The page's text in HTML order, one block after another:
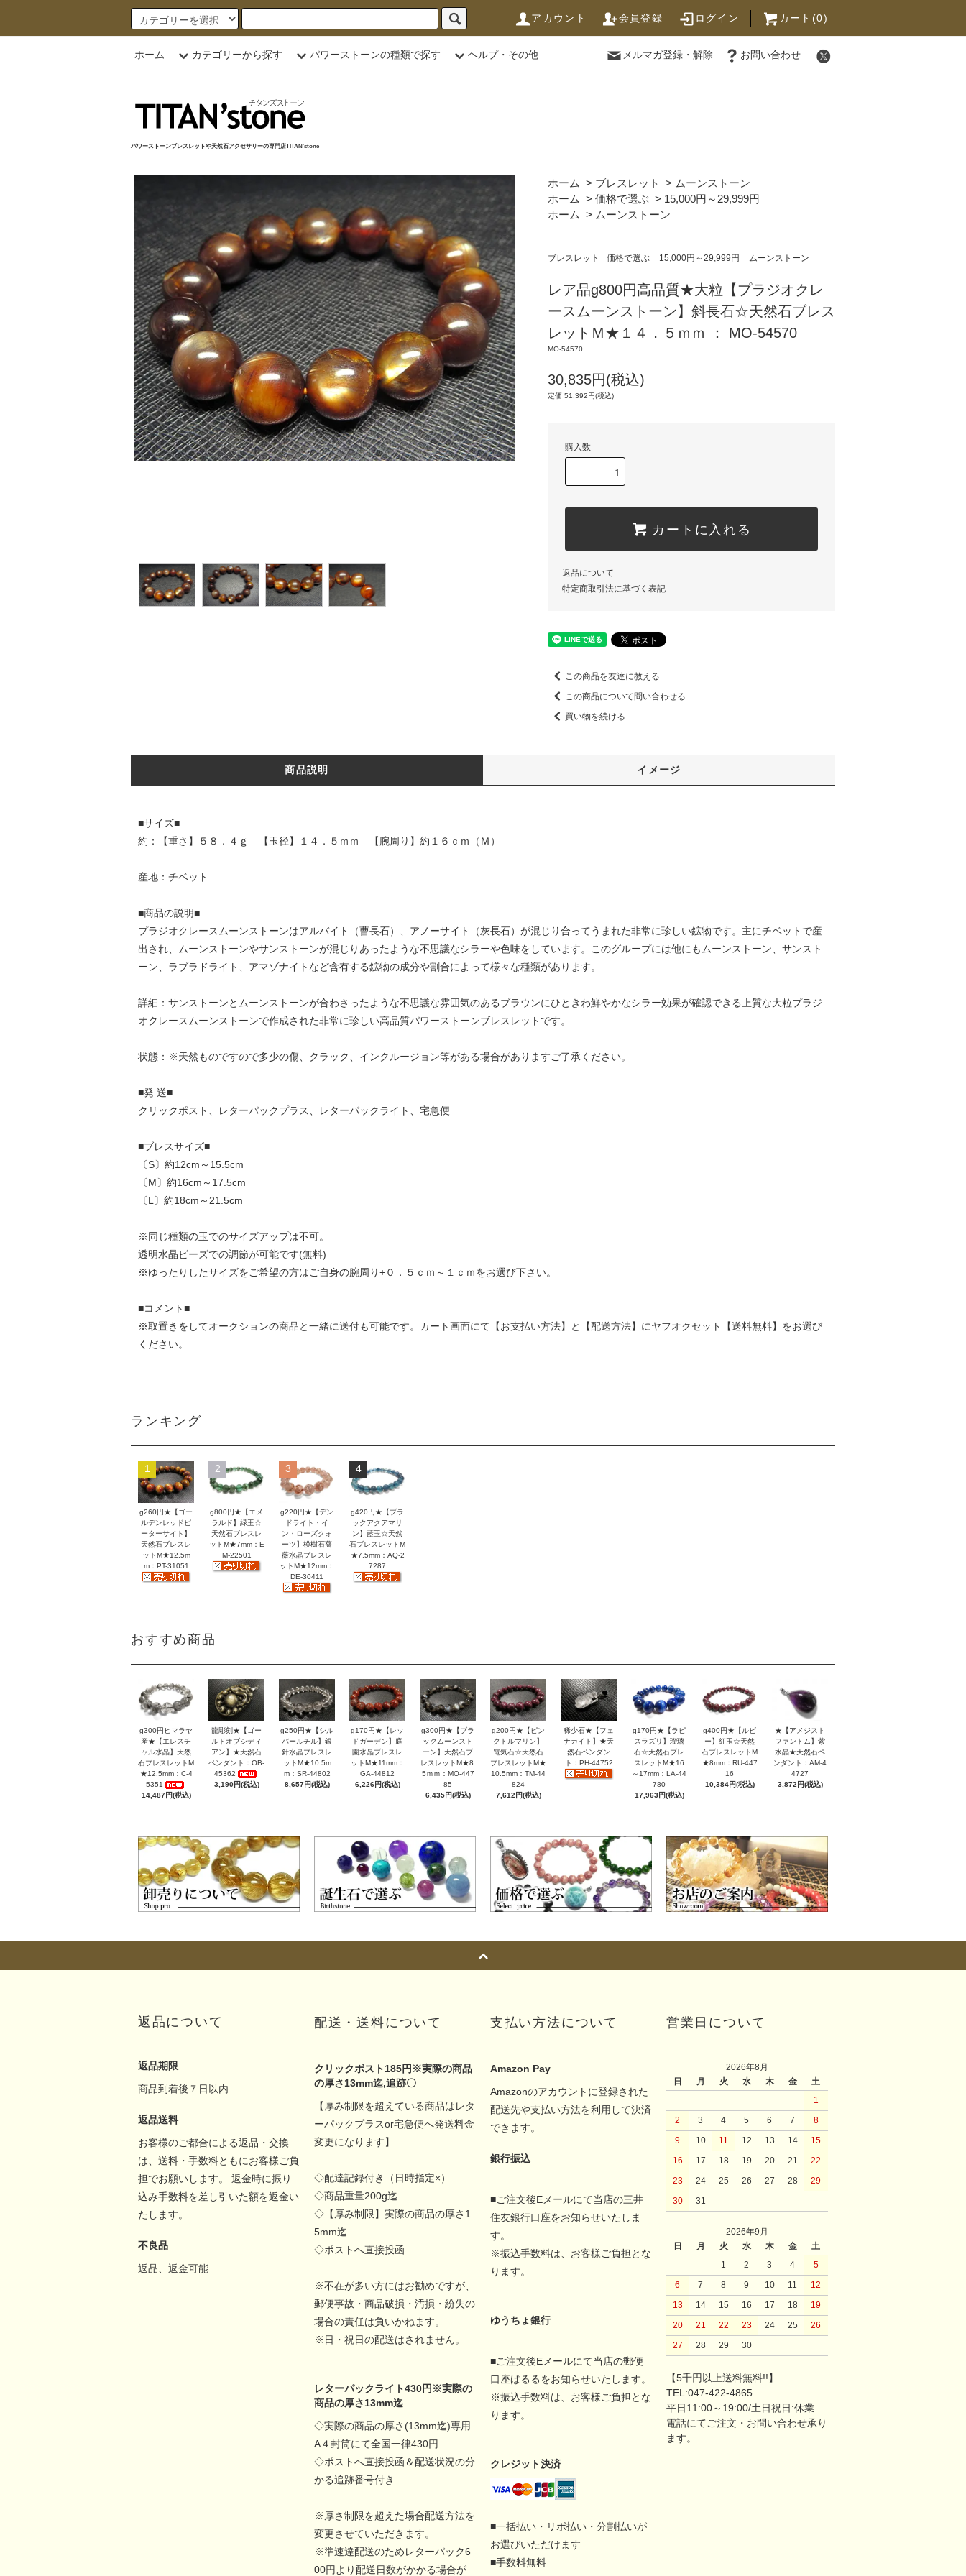
アカウント 会員登録 ログイン カート(0)
ホーム カテゴリーから探す パワーストーンの種類で探す ヘルプ・その他 メルマガ登録・解除 お問い合わせ
パワーストーンブレスレットや天然石アクセサリーの専門店TITAN'stone
ホーム > ブレスレット > ムーンストーン
ホーム > 価格で選ぶ > 15,000円～29,999円
ホーム > ムーンストーン
ブレスレット 価格で選ぶ 15,000円～29,999円 ムーンストーン
レア品g800円高品質★大粒【プラジオクレ
ースムーンストーン】斜長石☆天然石ブレス
レットＭ★１４．５ｍｍ ： MO-54570
MO-54570
30,835円(税込)
定価 51,392円(税込)
購入数
カートに入れる
返品について
特定商取引法に基づく表記
この商品を友達に教える
この商品について問い合わせる
買い物を続ける
商品説明 イメージ
■サイズ■
約：【重さ】５８．４ｇ 【玉径】１４．５ｍｍ 【腕周り】約１６ｃｍ（Ｍ）
産地：チベット
■商品の説明■
プラジオクレースムーンストーンはアルバイト（曹長石）、アノーサイト（灰長石）が混じり合ってうまれた非常に珍しい鉱物です。主にチベットで産
出され、ムーンストーンやサンストーンが混じりあったような不思議なシラーや色味をしています。このグループには他にもムーンストーン、サンスト
ーン、ラブラドライト、アマゾナイトなど含有する鉱物の成分や割合によって様々な種類があります。
詳細：サンストーンとムーンストーンが合わさったような不思議な雰囲気のあるブラウンにひときわ鮮やかなシラー効果が確認できる上質な大粒プラジ
オクレースムーンストーンで作成された非常に珍しい高品質パワーストーンブレスレットです。
状態：※天然ものですので多少の傷、クラック、インクルージョン等がある場合がありますご了承ください。
■発 送■
クリックポスト、レターパックプラス、レターパックライト、宅急便
■ブレスサイズ■
〔S〕約12cm～15.5cm
〔M〕約16cm～17.5cm
〔L〕約18cm～21.5cm
※同じ種類の玉でのサイズアップは不可。
透明水晶ビーズでの調節が可能です(無料)
※ゆったりしたサイズをご希望の方はご自身の腕周り+０．５ｃｍ～１ｃｍをお選び下さい。
■コメント■
※取置きをしてオークションの商品と一緒に送付も可能です。カート画面にて【お支払い方法】と【配送方法】にヤフオクセット【送料無料】をお選び
ください。
ランキング
1
g260円★【ゴー
ルデンレッドピ
ーターサイト】
天然石ブレスレ
ットM★12.5m
m：PT-31051
2
g800円★【エメ
ラルド】緑玉☆
天然石ブレスレ
ットM★7mm：E
M-22501
3
g220円★【デン
ドライト・イ
ン・ローズクォ
ーツ】模樹石薔
薇水晶ブレスレ
ットM★12mm：
DE-30411
4
g420円★【ブラ
ックアクアマリ
ン】藍玉☆天然
石ブレスレットM
★7.5mm：AQ-2
7287
おすすめ商品
g300円ヒマラヤ
産★【エレスチ
ャル水晶】天然
石ブレスレットM
★12.5mm：C-4
5351
14,487円(税込)
龍彫刻★【ゴー
ルドオブシディ
アン】★天然石
ペンダント：OB-
45362
3,190円(税込)
g250円★【シル
バールチル】銀
針水晶ブレスレ
ットM★10.5m
m：SR-44802
8,657円(税込)
g170円★【レッ
ドガーデン】庭
園水晶ブレスレ
ットM★11mm：
GA-44812
6,226円(税込)
g300円★【ブラ
ックムーンスト
ーン】天然石ブ
レスレットM★8.
5ｍｍ：MO-447
85
6,435円(税込)
g200円★【ピン
クトルマリン】
電気石☆天然石
ブレスレットM★
10.5mm：TM-44
824
7,612円(税込)
稀少石★【フェ
ナカイト】★天
然石ペンダン
ト：PH-44752
g170円★【ラピ
スラズリ】瑠璃
石☆天然石ブレ
スレットM★16
～17mm：LA-44
780
17,963円(税込)
g400円★【ルビ
ー】紅玉☆天然
石ブレスレットM
★8mm：RU-447
16
10,384円(税込)
★【アメジスト
ファントム】紫
水晶★天然石ペ
ンダント：AM-4
4727
3,872円(税込)
返品について
返品期限
商品到着後７日以内
返品送料
お客様のご都合による返品・交換
は、送料・手数料ともにお客様ご負
担でお願いします。 返金時に振り
込み手数料を差し引いた額を返金い
たします。
不良品
返品、返金可能
配送・送料について
クリックポスト185円※実際の商品
の厚さ13mm迄,追跡〇
【厚み制限を超えている商品はレタ
ーパックプラスor宅急便へ発送料金
変更になります】
◇配達記録付き（日時指定×）
◇商品重量200g迄
◇【厚み制限】実際の商品の厚さ1
5mm迄
◇ポストへ直接投函
※不在が多い方にはお勧めですが、
郵便事故・商品破損・汚損・紛失の
場合の責任は負いかねます。
※日・祝日の配送はされません。
レターパックライト430円※実際の
商品の厚さ13mm迄
◇実際の商品の厚さ(13mm迄)専用
A４封筒にて全国一律430円
◇ポストへ直接投函＆配送状況の分
かる追跡番号付き
※厚さ制限を超えた場合配送方法を
変更させていただきます。
※準速達配送のためレターパック6
00円より配送日数がかかる場合が
支払い方法について
Amazon Pay
Amazonのアカウントに登録された
配送先や支払い方法を利用して決済
できます。
銀行振込
■ご注文後Eメールにて当店の三井
住友銀行口座をお知らせいたしま
す。
※振込手数料は、お客様ご負担とな
ります。
ゆうちょ銀行
■ご注文後Eメールにて当店の郵便
口座ぱるるをお知らせいたします。
※振込手数料は、お客様ご負担とな
ります。
クレジット決済
■一括払い・リボ払い・分割払いが
お選びいただけます
■手数料無料
営業日について
2026年8月
日
月 火 水 木 金
土
1
2
3 4 5 6 7
8
9
10 11 12 13 14
15
16
17 18 19 20 21
22
23
24 25 26 27 28
29
30
31
2026年9月
日
月 火 水 木 金
土
1
2 3 4
5
6
7 8 9 10 11
12
13
14 15 16 17 18
19
20
21 22 23 24 25
26
27
28 29 30
【5千円以上送料無料!!】
TEL:047-422-4865
平日11:00～19:00/土日祝日:休業
電話にてご注文・お問い合わせ承り
ます。